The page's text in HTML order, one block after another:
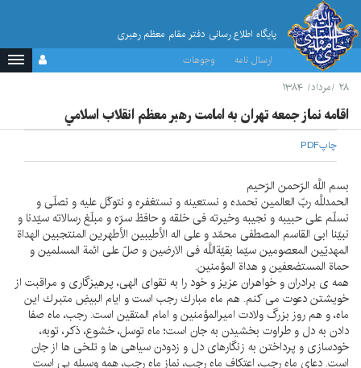
پایگاه اطلاع رسانی دفتر مقام معظم رهبری
ارسال نامه
وجوهات
۲۸ /مرداد/ ۱۳۸۴
اقامه نماز جمعه تهران به امامت رهبر معظم انقلاب اسلامي
چاپPDF
بسم اللَّه الرّحمن الرّحيم
الحمدللَّه ربّ العالمين نحمده و نستعينه و نستغفره و نتوكّل عليه و نصلّى و
نسلّم على حبيبه و نجيبه وخيرته فى خلقه و حافظ سرّه و مبلّغ رسالاته سيّدنا و
نبيّنا ابى القاسم المصطفى محمّد و على اله الأطيبين الأطهرين المنتجبين الهداة
المهديّين المعصومين سيّما بقيّةاللَّه فى الارضين و صلّ على ائمة المسلمين و
حماة المستضعفين و هداة المؤمنين.
همه ى برادران و خواهران عزيز و خود را به تقواى الهى، پرهيزگارى و مراقبت از
خويشتن دعوت مى كنم. هم ماه مبارك رجب است و ايام البيضِ متبرك اين
ماه، و هم روز بزرگ ولادت اميرالمؤمنين و امام المتقين است. رجب، ماه صفا
دادن به دل و طراوت بخشيدن به جان است؛ ماه توسل، خشوع، ذكر، توبه،
خودسازى و پرداختن به زنگارهاى دل و زدودن سياهى ها و تلخى ها از جان
است. دعاى ماه رجب، اعتكاف ماه رجب، نماز ماه رجب، همه وسيله يى است